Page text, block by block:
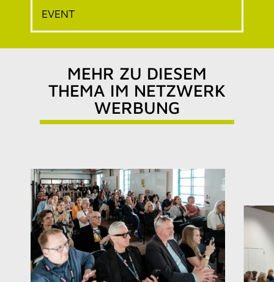
EVENT
MEHR ZU DIESEM
THEMA IM NETZWERK
WERBUNG